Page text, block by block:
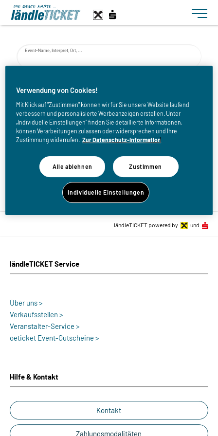
Toggle
Event-Name, Interpret, Ort, ...
bis
Zurück zur Eventliste
ländleTICKET Service
Über uns >
Verkaufsstellen >
Veranstalter-Service >
oeticket Event-Gutscheine >
Hilfe & Kontakt
Kontakt
Zahlungsmodalitäten
ländleTICKET powered by und
Verwendung von Cookies!
Mit Klick auf "Zustimmen" können wir für Sie unsere Website laufend
verbessern und personalisierte Werbeanzeigen erstellen. Unter
„Individuelle Einstellungen“ finden Sie detaillierte Informationen,
können Verarbeitungen zulassen oder widersprechen und Ihre
Zustimmung widerrufen. Zur Datenschutz-Information
Alle ablehnen Zustimmen
Individuelle Einstellungen